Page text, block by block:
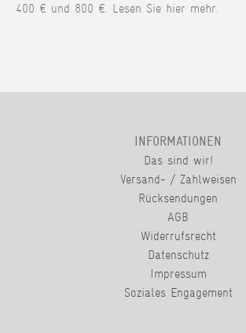
400 € und 800 €. Lesen Sie hier mehr.
INFORMATIONEN
Das sind wir!
Versand- / Zahlweisen
Rücksendungen
AGB
Widerrufsrecht
Datenschutz
Impressum
Soziales Engagement